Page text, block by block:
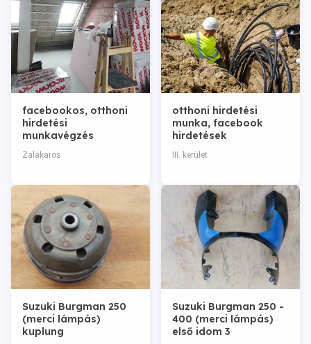
facebookos, otthoni
hirdetési
munkavégzés
Zalakaros
otthoni hirdetési
munka, facebook
hirdetések
III. kerület
Suzuki Burgman 250
(merci lámpás)
kuplung
Suzuki Burgman 250 -
400 (merci lámpás)
első idom 3